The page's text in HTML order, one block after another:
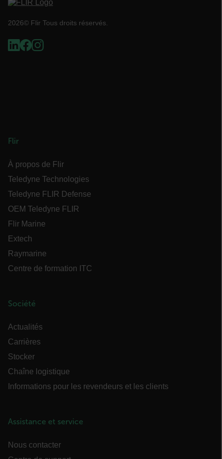
2026© Flir Tous droits réservés.
Flir
À propos de Flir
Teledyne Technologies
Teledyne FLIR Defense
OEM Teledyne FLIR
Flir Marine
Extech
Raymarine
Centre de formation ITC
Société
Actualités
Carrières
Stocker
Chaîne logistique
Informations pour les revendeurs et les clients
Assistance et service
Nous contacter
des fonctionnalités de base du site Web telles
CS_FPC
sf_territory
{1-60}